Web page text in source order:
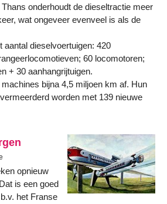
onderhoudt de dieseltractie meer
wat ongeveer evenveel is als de
aantal dieselvoertuigen: 420
60 locomotoren;
+ 30 aanhangrijtuigen.
bijna 4,5 miljoen km af. Hun
worden met 139 nieuwe
opnieuw
is een goed
het Franse